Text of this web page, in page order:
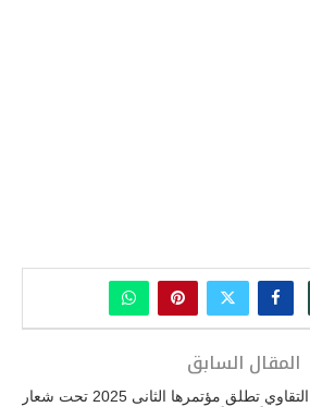
المقال السابق
الجمعية المصرية لصناعة التقاوي تطلق مؤتمرها الثانى 2025 تحت شعار